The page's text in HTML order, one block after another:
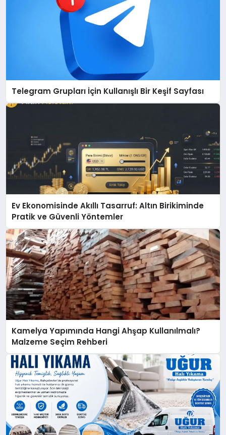
Telegram Grupları İçin Kullanışlı Bir Keşif Sayfası
Ev Ekonomisinde Akıllı Tasarruf: Altın Birikiminde
Pratik ve Güvenli Yöntemler
Kamelya Yapımında Hangi Ahşap Kullanılmalı?
Malzeme Seçim Rehberi